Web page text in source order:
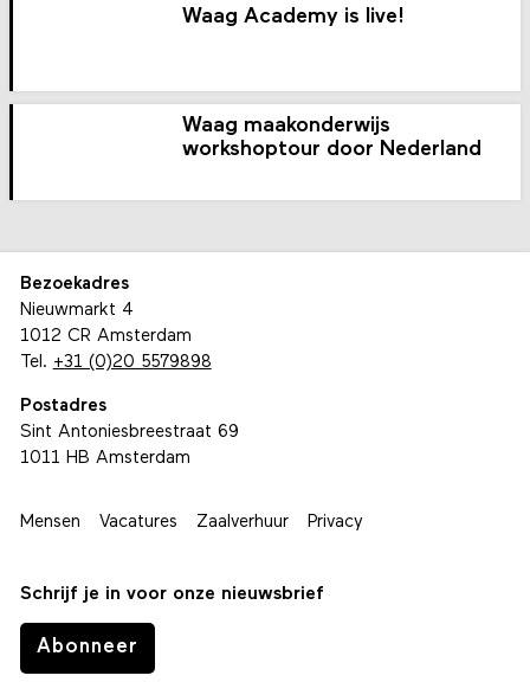
Waag Academy is live!
Waag maakonderwijs
workshoptour door Nederland
Bezoekadres
Nieuwmarkt 4
1012 CR Amsterdam
Tel. +31 (0)20 5579898
Postadres
Sint Antoniesbreestraat 69
1011 HB Amsterdam
Mensen Vacatures Zaalverhuur Privacy
Schrijf je in voor onze nieuwsbrief
Abonneer